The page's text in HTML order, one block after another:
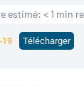
estimé: < 1 min
19 Télécharger